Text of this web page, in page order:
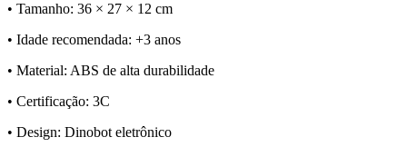
• Tamanho: 36 × 27 × 12 cm
• Idade recomendada: +3 anos
• Material: ABS de alta durabilidade
• Certificação: 3C
• Design: Dinobot eletrônico